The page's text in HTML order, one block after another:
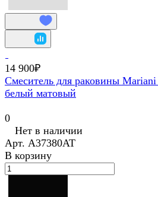
14 900₽
Смеситель для раковины
белый матовый
0
Нет в наличии
Арт. A37380AT
В корзину